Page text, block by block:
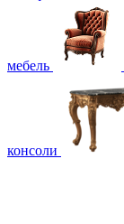
мебель
консоли